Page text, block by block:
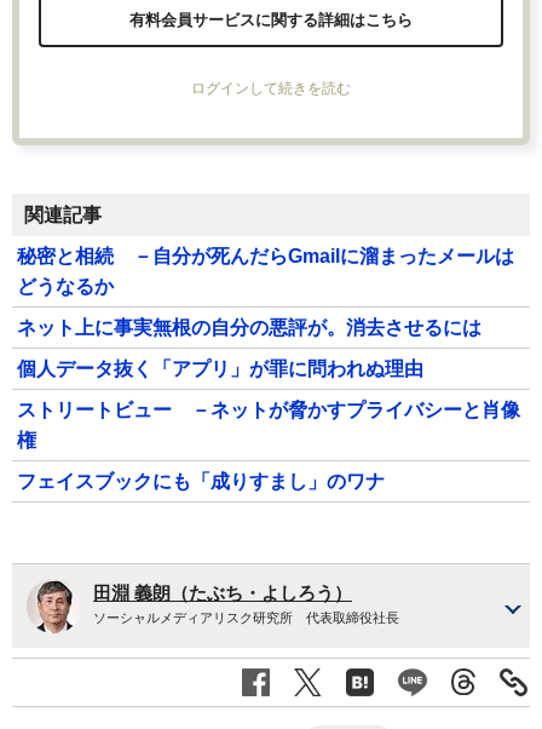
有料会員サービスに関する詳細はこちら
ログインして続きを読む
関連記事
秘密と相続 －自分が死んだらGmailに溜まったメールは
どうなるか
ネット上に事実無根の自分の悪評が。消去させるには
個人データ抜く「アプリ」が罪に問われぬ理由
ストリートビュー －ネットが脅かすプライバシーと肖像
権
フェイスブックにも「成りすまし」のワナ
田淵 義朗（たぶち・よしろう）
ソーシャルメディアリスク研究所 代表取締役社長